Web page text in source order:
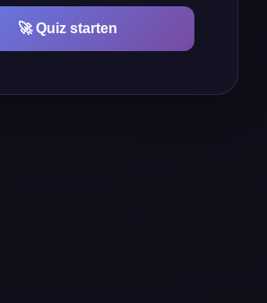
🚀 Quiz starten